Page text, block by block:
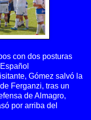
con dos posturas
Gómez salvó la
Ferganzi, tras un
de Almagro,
por arriba del